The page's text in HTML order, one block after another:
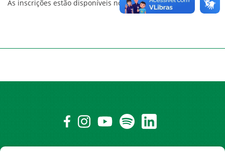
As inscrições estão disponíveis no Portal de Extensão.